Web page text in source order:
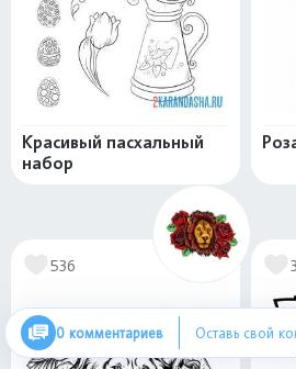
Красивый пасхальный
набор
536
0 комментариев Оставь свой